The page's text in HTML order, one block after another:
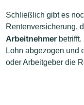
Schließlich gibt es
Rentenversicherung,
Arbeitnehmer
Lohn abgezogen und
oder Arbeitgeber die